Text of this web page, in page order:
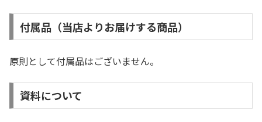
付属品（当店よりお届けする商品）
原則として付属品はございません。
資料について